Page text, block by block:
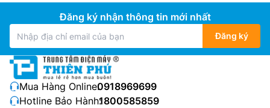
Đăng ký nhận thông tin mới nhất
Đăng ký
Mua Hàng Online:0918969699
Hotline Bảo Hành:1800585859